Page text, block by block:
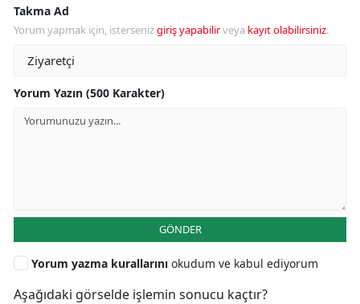
Takma Ad
Yorum yapmak için, istersenizgiriş yapabilirveya kayıt olabilirsiniz.
Yorum Yazın (500 Karakter)
GÖNDER
Yorum yazma kurallarını okudum ve kabul ediyorum
Aşağıdaki görselde işlemin sonucu kaçtır?